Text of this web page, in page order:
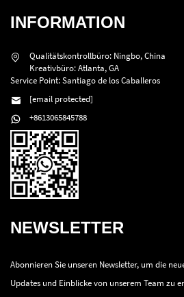
INFORMATION
Qualitätskontrollbüro: Ningbo, China
Kreativbüro: Atlanta, GA
Service Point: Santiago de los Caballeros
[email protected]
+8613065845788
NEWSLETTER
Abonnieren Sie unseren Newsletter, um die
Updates und Einblicke von unserem Team zu